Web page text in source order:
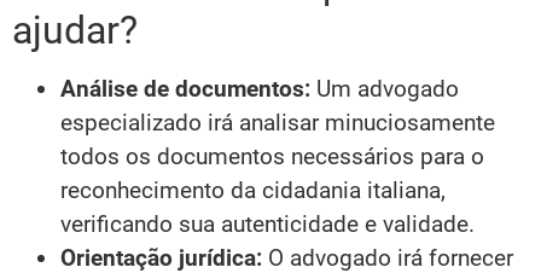
ajudar?
Análise de documentos: Um advogado
especializado irá analisar minuciosamente
todos os documentos necessários para o
reconhecimento da cidadania italiana,
verificando sua autenticidade e validade.
Orientação jurídica: O advogado irá fornecer